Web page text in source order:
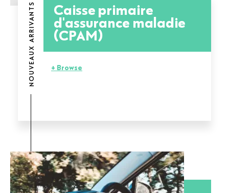
NOUVEAUX ARRIVANTS Caisse primaire
d'assurance maladie
(CPAM)
+ Browse